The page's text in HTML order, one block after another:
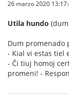
26 marzo 2020
Utila hundo
Dum promenado
- Kial vi estas tiel
- Ĉi tiuj homoj
promeni! -